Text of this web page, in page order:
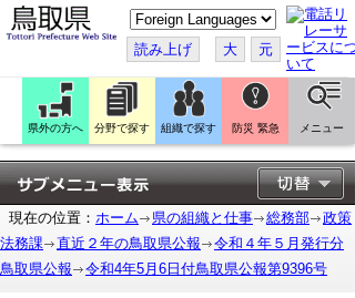
こ
の
ペ
ー
ジ
翻
訳
す
る
読み上げ 大 元
県外の方へ 分野で探す 組織で探す 防災 緊急 メニュー
現在の位置： ホーム 県の組織と仕事 総務部
政策
法務課
直近２年の鳥取県公報
令和４年５月発行分
鳥取県公報
令和4年5月6日付鳥取県公報第9396号